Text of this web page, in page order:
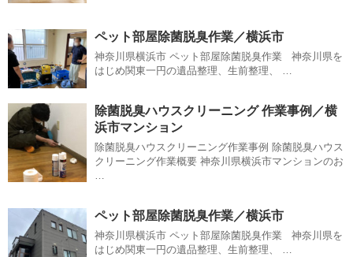
ペット部屋除菌脱臭作業／横浜市
神奈川県横浜市 ペット部屋除菌脱臭作業 神奈川県を
はじめ関東一円の遺品整理、生前整理、 …
除菌脱臭ハウスクリーニング 作業事例／横
浜市マンション
除菌脱臭ハウスクリーニング作業事例 除菌脱臭ハウス
クリーニング作業概要 神奈川県横浜市マンションのお
…
ペット部屋除菌脱臭作業／横浜市
神奈川県横浜市 ペット部屋除菌脱臭作業 神奈川県を
はじめ関東一円の遺品整理、生前整理、 …